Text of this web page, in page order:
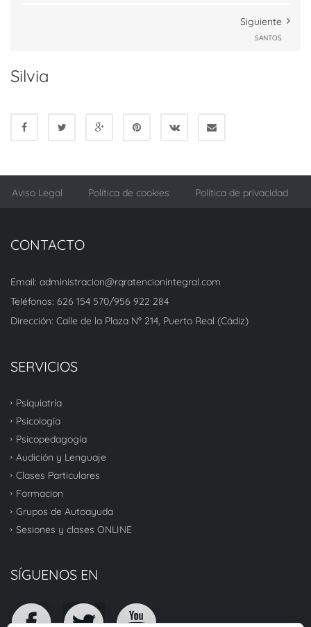
Siguiente
SANTOS
Silvia
Aviso Legal Política de cookies Política de privacidad
CONTACTO
Email: administracion@rqratencionintegral.com
Teléfonos: 626 154 570/956 922 284
Dirección: Calle de la Plaza Nº 214, Puerto Real (Cádiz)
SERVICIOS
Psiquiatría
Psicología
Psicopedagogía
Audición y Lenguaje
Clases Particulares
Formacion
Grupos de Autoayuda
Sesiones y clases ONLINE
SÍGUENOS EN